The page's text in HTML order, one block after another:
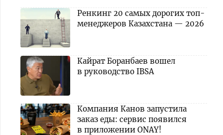
Ренкинг 20 самых дорогих топ-
менеджеров Казахстана — 2026
Кайрат Боранбаев вошел
в руководство IBSA
Компания Канов запустила
заказ еды: сервис появился
в приложении ONAY!